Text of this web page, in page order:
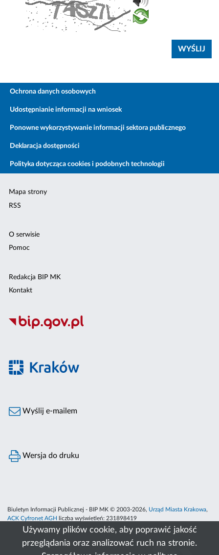
Używamy plików cookie, aby poprawić jakość
przeglądania oraz analizować ruch na stronie.
Ochrona danych osobowych
Udostępnianie informacji na wniosek
Ponowne wykorzystywanie informacji sektora publicznego
Deklaracja dostępności
Polityka dotycząca cookies i podobnych technologii
Mapa strony
RSS
O serwisie
Pomoc
Redakcja BIP MK
Kontakt
Wyślij e-mailem
Wersja do druku
Biuletyn Informacji Publicznej - BIP MK © 2003-2026, Urząd Miasta Krakowa,
ACK Cyfronet AGH
liczba wyświetleń: 231898419